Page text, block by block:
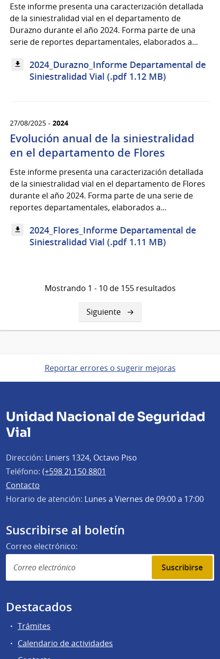
Este informe presenta una caracterización detallada
de la siniestralidad vial en el departamento de
Durazno durante el año 2024. Forma parte de una
serie de reportes departamentales, elaborados a...
2024_Durazno_Informe Departamental de
Siniestralidad Vial (.pdf 1.12 MB)
27/08/2025 - 2024
Evolución anual de la siniestralidad
en el departamento de Flores
Este informe presenta una caracterización detallada
de la siniestralidad vial en el departamento de Flores
durante el año 2024. Forma parte de una serie de
reportes departamentales, elaborados a...
2024_Flores_Informe Departamental de
Siniestralidad Vial (.pdf 1.11 MB)
Mostrando 1 - 10 de 155 resultados
Siguiente
página
Siguiente
Reportar errores o sugerir mejoras
Unidad Nacional de Seguridad
Vial
Dirección: Liniers 1324, Octavo Piso
Teléfono: (+598 2) 150 8801
Contacto
Horario de atención: Lunes a Viernes de 09:00 a 17:00
Suscribirse al boletín
Correo electrónico:
Suscribirse
Destacados
Trámites
Calendario de actividades